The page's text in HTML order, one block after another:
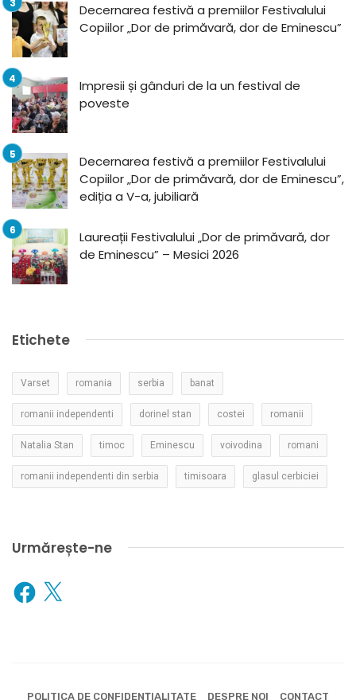
Decernarea festivă a premiilor Festivalului
Copiilor „Dor de primăvară, dor de Eminescu”
Impresii și gânduri de la un festival de
poveste
Decernarea festivă a premiilor Festivalului
Copiilor „Dor de primăvară, dor de Eminescu”,
ediția a V-a, jubiliară
Laureații Festivalului „Dor de primăvară, dor
de Eminescu” – Mesici 2026
Etichete
Varset romania serbia banat
romanii independenti dorinel stan costei romanii
Natalia Stan timoc Eminescu voivodina romani
romanii independenti din serbia timisoara glasul cerbiciei
Urmărește-ne
Facebook
X
POLITICA DE CONFIDENȚIALITATE DESPRE NOI CONTACT